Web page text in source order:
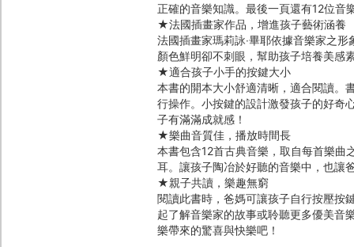
正確的音樂知識。最後一頁還有12位音
★法國插畫家作品，增進孩子藝術涵養
法國插畫家瑪莉詠‧畢耶依據音樂家之
顏色鮮明卻不刺眼，幫助孩子培養美感
★適合孩子小手的按鍵大小
本書的開本大小舒適清晰，適合閱讀。
行操作。小按鍵的設計激發孩子的好奇
子有滿滿成就感！
★樂曲音質佳，播放時間長
本書包含12首古典音樂，取自每首樂曲
耳。讓孩子陶冶於好聽的音樂中，也讓
★親子共讀，樂趣無窮
閱讀此書時，爸媽可讓孩子自行按壓按
起了解音樂家的故事或聆聽更多優美音
樂帶來的驚喜與快樂吧！